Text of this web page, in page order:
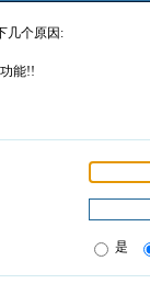
几个原因:
能!!
是